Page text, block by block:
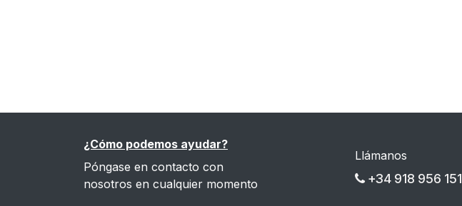
¿Cómo podemos ayudar?
Póngase en contacto con
nosotros en cualquier momento
Llámanos
+34 918 956 151